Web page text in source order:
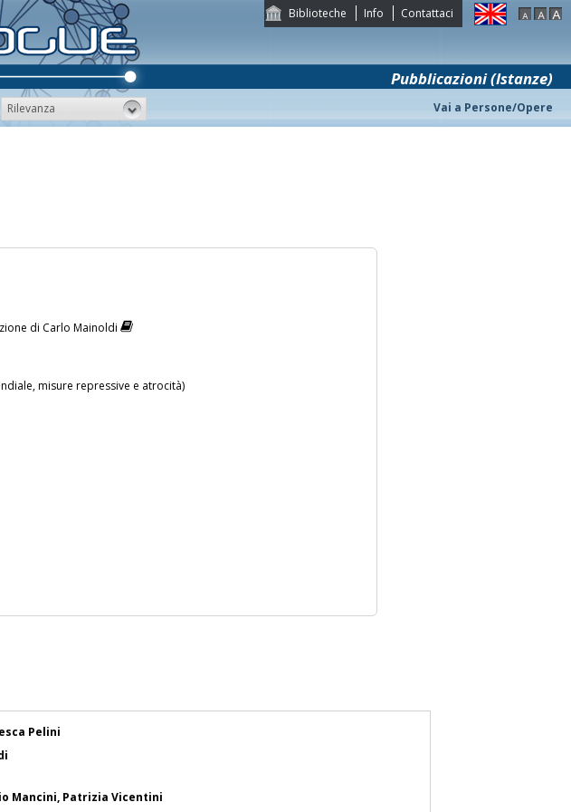
Biblioteche Info Contattaci
Pubblicazioni (Istanze)
Rilevanza Vai a Persone/Opere
di Carlo Mainoldi
misure repressive e atrocità)
Pelini
Mancini, Patrizia Vicentini